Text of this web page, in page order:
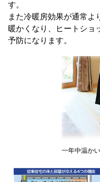
す。
また冷暖房効果が通常よ
暖かくなり、ヒートショ
予防になります。
一年中温か